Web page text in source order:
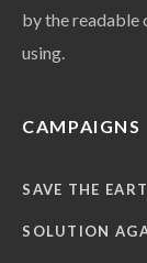
by the readable
using.
CAMPAIGNS
SAVE THE
SOLUTION